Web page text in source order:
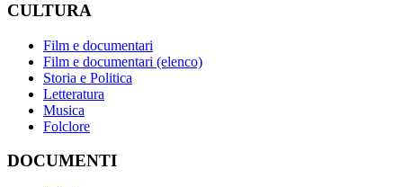
CULTURA
Film e documentari
Film e documentari (elenco)
Storia e Politica
Letteratura
Musica
Folclore
DOCUMENTI